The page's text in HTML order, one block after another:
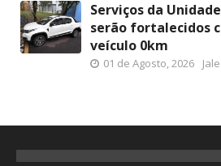
Serviços da
serão fortalecidos
veículo 0km
01 de Agosto, 2026